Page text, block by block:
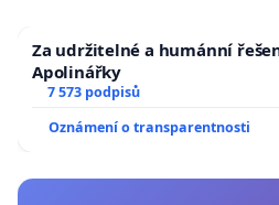
Za udržitelné a humánní
Apolinářky
7 573 podpisů
Oznámení o transparentnosti